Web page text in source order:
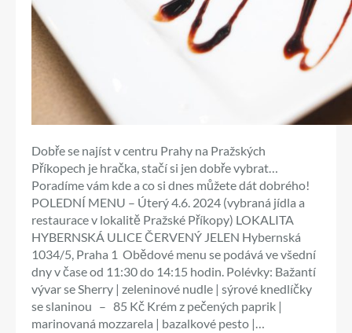
Dobře se najíst v centru Prahy na Pražských
Příkopech je hračka, stačí si jen dobře vybrat…
Poradíme vám kde a co si dnes můžete dát dobrého!
POLEDNÍ MENU – Úterý 4.6. 2024 (vybraná jídla a
restaurace v lokalitě Pražské Příkopy) LOKALITA
HYBERNSKÁ ULICE ČERVENÝ JELEN Hybernská
1034/5, Praha 1 Obědové menu se podává ve všední
dny v čase od 11:30 do 14:15 hodin. Polévky: Bažantí
vývar se Sherry | zeleninové nudle | sýrové knedlíčky
se slaninou – 85 Kč Krém z pečených paprik |
marinovaná mozzarela | bazalkové pesto |…